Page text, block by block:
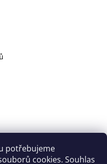
potřebujeme
cookies. Souhlas